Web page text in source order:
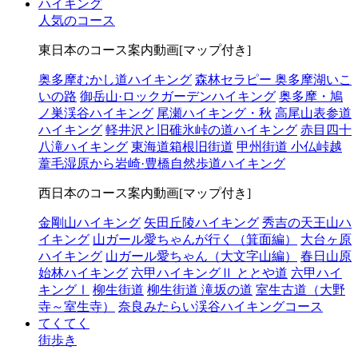
ハイキング
人気のコース
東日本のコース案内動画[マップ付き]
奥多摩むかし道ハイキング 森林セラピー 奥多摩湖いこ
いの路 御岳山·ロックガーデンハイキング 奥多摩・鳩
ノ巣渓谷ハイキング 尾瀬ハイキング・秋 高尾山表参道
ハイキング 軽井沢と旧碓氷峠の道ハイキング 赤目四十
八滝ハイキング 東海道箱根旧街道 甲州街道 小仏峠越
葦毛湿原から岩崎·豊橋自然歩道ハイキング
西日本のコース案内動画[マップ付き]
金剛山ハイキング 矢田丘陵ハイキング 秀吉の天王山ハ
イキング 山ガール愛ちゃんが行く（箕面編）
大台ヶ原
ハイキング 山ガール愛ちゃん（大文字山編）
春日山原
始林ハイキング 六甲ハイキングⅡ ととや道 六甲ハイ
キングⅠ
柳生街道 柳生街道 滝坂の道 室生古道（大野
寺～室生寺）
奈良みたらい渓谷ハイキングコース
てくてく
街歩き